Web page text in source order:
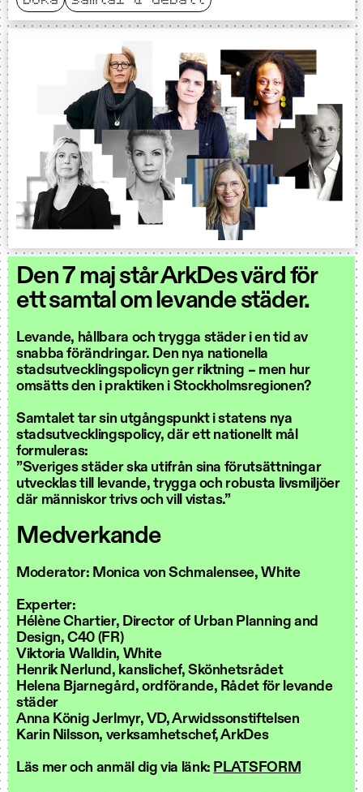
Den 7 maj står ArkDes värd för
ett samtal om levande städer.
Levande, hållbara och trygga städer i en tid av
snabba förändringar. Den nya nationella
stadsutvecklingspolicyn ger riktning – men hur
omsätts den i praktiken i Stockholmsregionen?
Samtalet tar sin utgångspunkt i statens nya
stadsutvecklingspolicy, där ett nationellt mål
formuleras:
”Sveriges städer ska utifrån sina förutsättningar
utvecklas till levande, trygga och robusta livsmiljöer
där människor trivs och vill vistas.”
Medverkande
Moderator: Monica von Schmalensee, White
Experter:
Hélène Chartier, Director of Urban Planning and
Design, C40 (FR)
Viktoria Walldin, White
Henrik Nerlund, kanslichef, Skönhetsrådet
Helena Bjarnegård, ordförande, Rådet för levande
städer
Anna König Jerlmyr, VD, Arwidssonstiftelsen
Karin Nilsson, verksamhetschef, ArkDes
Läs mer och anmäl dig via länk: PLATSFORM